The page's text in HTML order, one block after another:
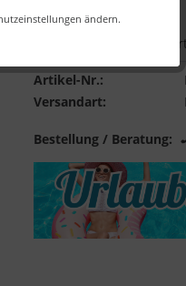
ändern.
Artikel-Nr.:
Versandart:
Bestellung / Beratung: